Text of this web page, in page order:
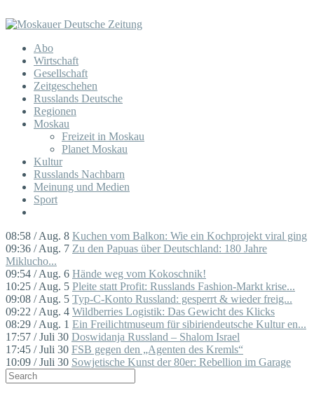
Abo
Wirtschaft
Gesellschaft
Zeitgeschehen
Russlands Deutsche
Regionen
Moskau
Freizeit in Moskau
Planet Moskau
Kultur
Russlands Nachbarn
Meinung und Medien
Sport
08:58 / Aug. 8 Kuchen vom Balkon: Wie ein Kochprojekt viral ging
09:36 / Aug. 7 Zu den Papuas über Deutschland: 180 Jahre
Miklucho...
09:54 / Aug. 6 Hände weg vom Kokoschnik!
10:25 / Aug. 5 Pleite statt Profit: Russlands Fashion-Markt krise...
09:08 / Aug. 5 Typ-C-Konto Russland: gesperrt & wieder freig...
09:22 / Aug. 4 Wildberries Logistik: Das Gewicht des Klicks
08:29 / Aug. 1 Ein Freilichtmuseum für sibiriendeutsche Kultur en...
17:57 / Juli 30 Doswidanja Russland – Shalom Israel
17:45 / Juli 30 FSB gegen den „Agenten des Kremls“
10:09 / Juli 30 Sowjetische Kunst der 80er: Rebellion im Garage